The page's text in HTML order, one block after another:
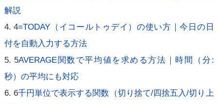
解説
4=TODAY（イコールトゥデイ）の使い方｜今日の日
付を自動入力する方法
5AVERAGE関数で平均値を求める方法｜時間（分:
秒）の平均にも対応
6千円単位で表示する関数（切り捨て/四捨五入/切り上